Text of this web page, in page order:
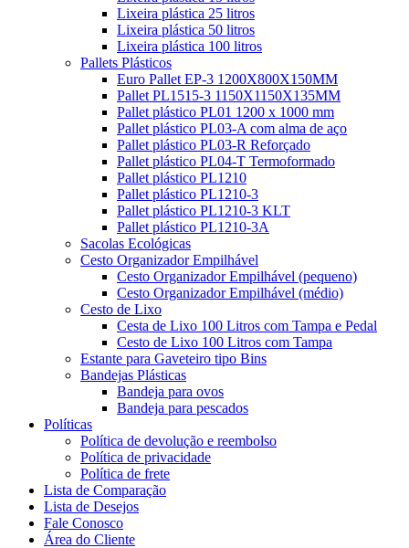
Lixeira plástica 25 litros
Lixeira plástica 50 litros
Lixeira plástica 100 litros
Pallets Plásticos
Euro Pallet EP-3 1200X800X150MM
Pallet PL1515-3 1150X1150X135MM
Pallet plástico PL01 1200 x 1000 mm
Pallet plástico PL03-A com alma de aço
Pallet plástico PL03-R Reforçado
Pallet plástico PL04-T Termoformado
Pallet plástico PL1210
Pallet plástico PL1210-3
Pallet plástico PL1210-3 KLT
Pallet plástico PL1210-3A
Sacolas Ecológicas
Cesto Organizador Empilhável
Cesto Organizador Empilhável (pequeno)
Cesto Organizador Empilhável (médio)
Cesto de Lixo
Cesta de Lixo 100 Litros com Tampa e Pedal
Cesto de Lixo 100 Litros com Tampa
Estante para Gaveteiro tipo Bins
Bandejas Plásticas
Bandeja para ovos
Bandeja para pescados
Políticas
Política de devolução e reembolso
Política de privacidade
Política de frete
Lista de Comparação
Lista de Desejos
Fale Conosco
Área do Cliente